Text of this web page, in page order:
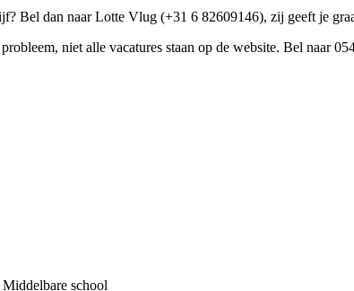
Bel dan naar Lotte Vlug (+31 6 82609146), zij geeft je
niet alle vacatures staan op de website. Bel naar
school